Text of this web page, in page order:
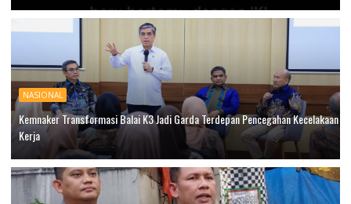
NASIONAL
Kemnaker Transformasi Balai K3 Jadi Garda Terdepan Pencegahan Kecelakaan
Kerja